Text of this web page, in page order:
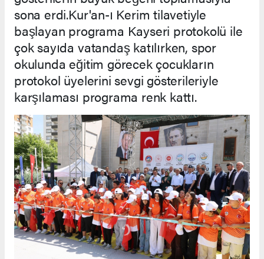
sona erdi.Kur'an-ı Kerim tilavetiyle
başlayan programa Kayseri protokolü ile
çok sayıda vatandaş katılırken, spor
okulunda eğitim görecek çocukların
protokol üyelerini sevgi gösterileriyle
karşılaması programa renk kattı.